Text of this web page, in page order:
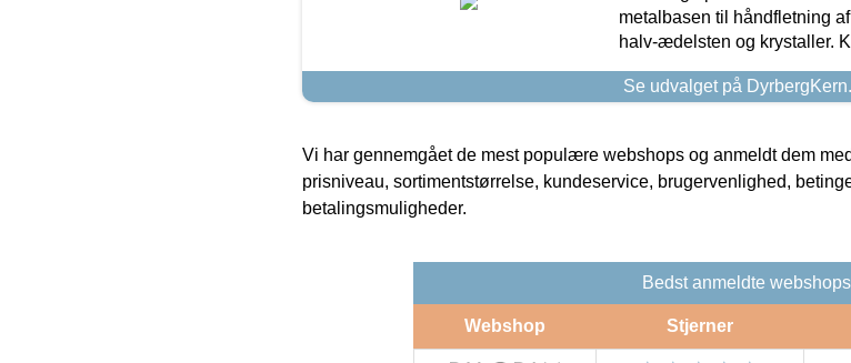
metalbasen til håndfletning
halv-ædelsten og krystaller.
Se udvalget på
Vi har gennemgået de mest populære webshops og anmeldt dem
prisniveau, sortimentstørrelse, kundeservice, brugervenlighed,
betalingsmuligheder.
Bedst anmeldte webshops
Webshop Stjerner